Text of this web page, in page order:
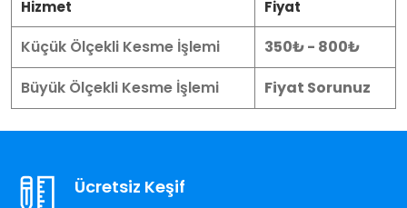
Hizmet Fiyat
Küçük Ölçekli Kesme İşlemi
350₺ - 800₺
Büyük Ölçekli Kesme İşlemi
Fiyat Sorunuz
Ücretsiz Keşif